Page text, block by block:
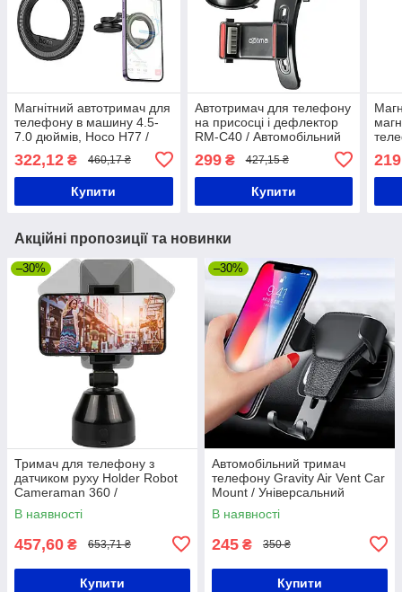
Магнітний автотримач для
телефону в машину 4.5-
7.0 дюймів, Hoco H77 /
322,12 ₴ 460,17 ₴
Купити
Автотримач для телефону
на присосці і дефлектор
RM-C40 / Автомобільний
тримач для смартфона /
Тримач для телефону в
авто
299₴ 427,15 ₴
Купити
та
219
Акційні пропозиції та новинки
–30%
Тримач для телефону з
датчиком руху Holder Robot
Cameraman 360 /
Поворотний штатив для
смартфона
В наявності
457,60 ₴ 653,71 ₴
Купити
–30%
Автомобільний тримач
телефону Gravity Air Vent Car
Mount / Універсальний
автотримач на решітку
вентиляції
В наявності
245 ₴ 350 ₴
Купити